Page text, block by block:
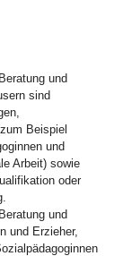
und
sind
Beispiel
und
Arbeit) sowie
oder
und
und Erzieher,